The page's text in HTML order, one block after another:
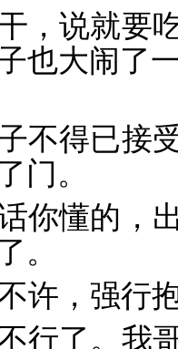
，说就要
也大闹了
不得已接
门。
你懂的，
。
许，强行
行了。我